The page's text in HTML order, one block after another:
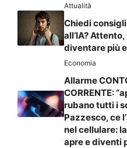
Attualità
Chiedi
all’IA?
diventare più
Economia
Allarme
CORRENTE:
rubano tutti i
Pazzesco, ce
nel cellulare:
apre e diventi